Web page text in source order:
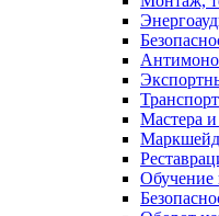
Мастера
Обучение